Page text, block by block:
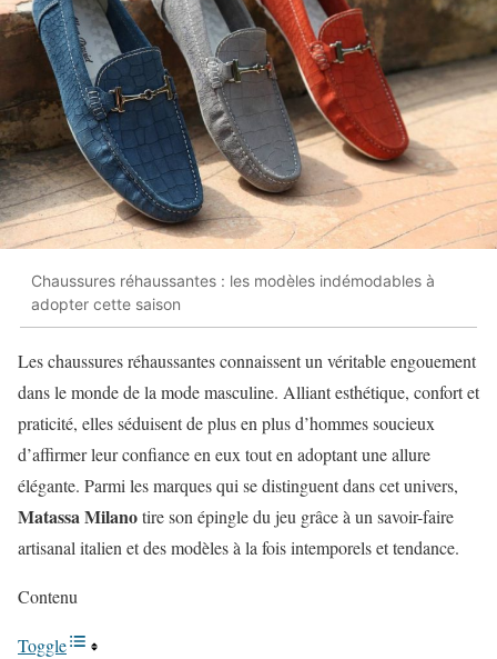
Chaussures réhaussantes : les modèles indémodables à
adopter cette saison
Les chaussures réhaussantes connaissent un véritable engouement
dans le monde de la mode masculine. Alliant esthétique, confort et
praticité, elles séduisent de plus en plus d’hommes soucieux
d’affirmer leur confiance en eux tout en adoptant une allure
élégante. Parmi les marques qui se distinguent dans cet univers,
Matassa Milanotire son épingle du jeu grâce à un savoir-faire
artisanal italien et des modèles à la fois intemporels et tendance.
Contenu
Toggle